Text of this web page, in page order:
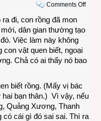
Comments Offon
con
Giáp
2024
đi, con rồng đã mon
dân gian thường tạo
Việc làm này không
con vật quen biết, ngoại
Chả có ai thấy nó bao
biết rồng. (Mấy vị bác
bạn thân.) Vì vậy, nếu
Quảng Xương, Thanh
có cái gì đó sai sai. Thì ra